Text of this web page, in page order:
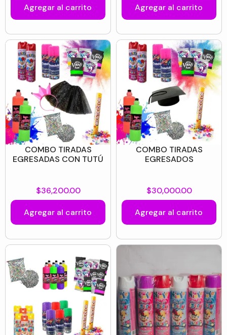
Agregar al carrito Agregar al carrito
COMBO TIRADAS
EGRESADAS CON TUTÚ
$36,200.00
Agregar al carrito
COMBO TIRADAS
EGRESADOS
$30,000.00
Agregar al carrito